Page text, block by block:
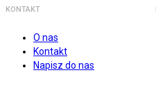
KONTAKT
O nas
Kontakt
Napisz do nas